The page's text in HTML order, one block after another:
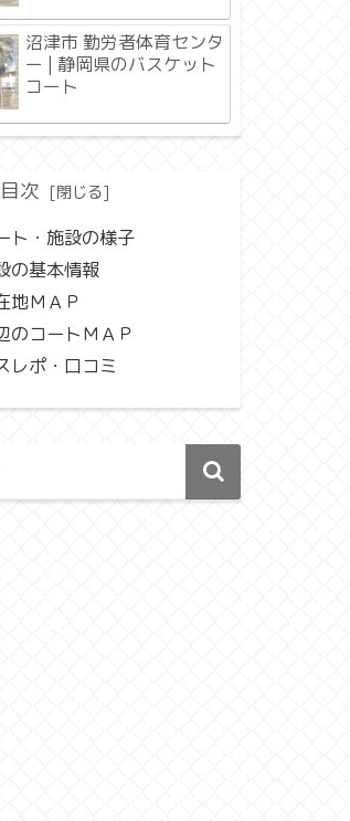
沼津市 勤労者体育センタ
ー | 静岡県のバスケット
コート
目次
ト・施設の様子
の基本情報
地ＭＡＰ
のコートＭＡＰ
レポ・口コミ